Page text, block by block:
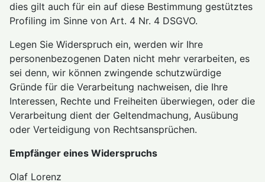
dies gilt auch für ein auf diese Bestimmung gestütztes
Profiling im Sinne von Art. 4 Nr. 4 DSGVO.
Legen Sie Widerspruch ein, werden wir Ihre
personenbezogenen Daten nicht mehr verarbeiten, es
sei denn, wir können zwingende schutzwürdige
Gründe für die Verarbeitung nachweisen, die Ihre
Interessen, Rechte und Freiheiten überwiegen, oder die
Verarbeitung dient der Geltendmachung, Ausübung
oder Verteidigung von Rechtsansprüchen.
Empfänger eines Widerspruchs
Olaf Lorenz